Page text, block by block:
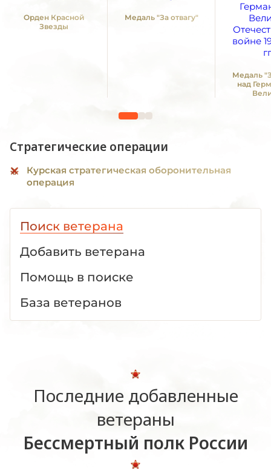
Орден Красной
Звезды
Медаль "За отвагу"
Медаль
над
Стратегические операции
Курская стратегическая оборонительная
операция
Поиск ветерана
Добавить ветерана
Помощь в поиске
База ветеранов
Последние добавленные
ветераны
Бессмертный полк России